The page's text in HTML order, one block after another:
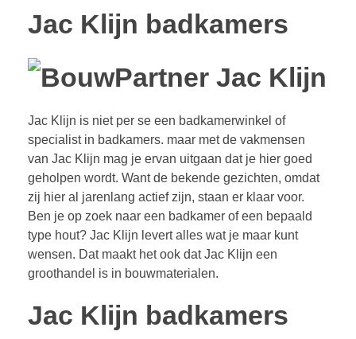
Jac Klijn badkamers
Jac Klijn is niet per se een badkamerwinkel of
specialist in badkamers. maar met de vakmensen
van Jac Klijn mag je ervan uitgaan dat je hier goed
geholpen wordt. Want de bekende gezichten, omdat
zij hier al jarenlang actief zijn, staan er klaar voor.
Ben je op zoek naar een badkamer of een bepaald
type hout? Jac Klijn levert alles wat je maar kunt
wensen. Dat maakt het ook dat Jac Klijn een
groothandel is in bouwmaterialen.
Jac Klijn badkamers